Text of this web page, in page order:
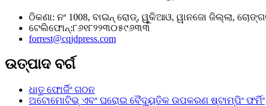
ଠିକଣା: ନଂ 1008, ବାଇନ୍ ରୋଡ୍, ୱୁକିଆଓ, ୱାନଜୋ ଜିଲ୍ଲା,
ଟେଲିଫୋନ୍:୮୬୧୮୨୨୩୦୫୯୬୩୩
forrest@cqjdpress.com
ଉତ୍ପାଦ ବର୍ଗ
ଧାତୁ ଫୋର୍ଜିଂ ଗଠନ
ଅଟୋମୋଟିଭ୍ ଏବଂ ଘରୋଇ ବୈଦ୍ୟୁତିକ ଉପକରଣ ଷ୍ଟାମ୍ପିଂ ଫର୍ମିଂ